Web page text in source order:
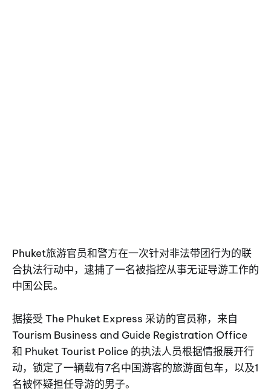
Phuket旅游官员和警方在一次针对非法带团行为的联
合执法行动中，逮捕了一名被指控从事无证导游工作的
中国公民。
据接受 The Phuket Express 采访的官员称，来自
Tourism Business and Guide Registration Office
和 Phuket Tourist Police 的执法人员根据情报展开行
动，锁定了一辆载有7名中国游客的旅游面包车，以及1
名被怀疑担任导游的男子。